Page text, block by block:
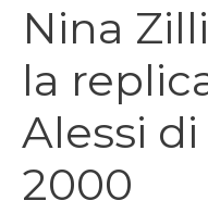
Nina
la
Alessi
2000